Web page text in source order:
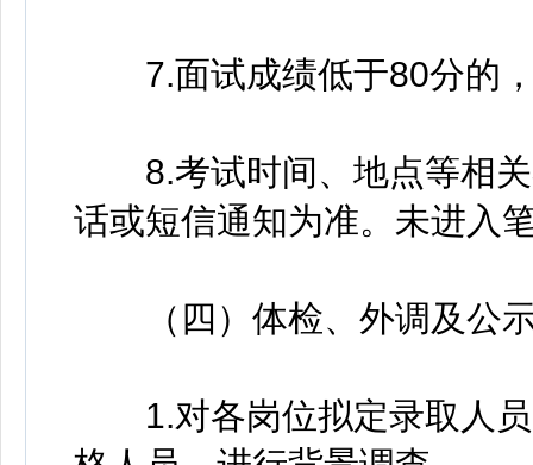
7.面试成绩低于80分的，
8.考试时间、地点等相关
话或短信通知为准。未进入
（四）体检、外调及公
1.对各岗位拟定录取人员